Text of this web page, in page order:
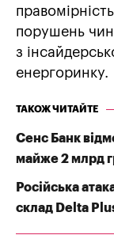
порушень
з
енергоринку.
ТАКОЖ ЧИТАЙТЕ
Сенс Банк
майже 2 млрд
Російська
склад Delta